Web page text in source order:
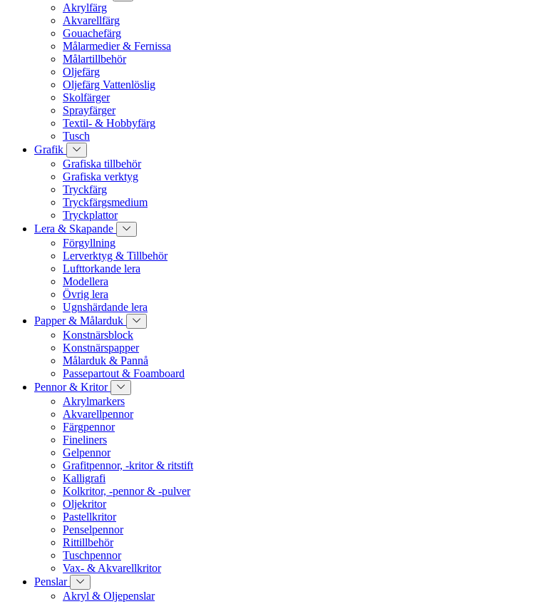
Akrylfärg
Akvarellfärg
Gouachefärg
Målarmedier & Fernissa
Målartillbehör
Oljefärg
Oljefärg Vattenlöslig
Skolfärger
Sprayfärger
Textil- & Hobbyfärg
Tusch
Grafik
Grafiska tillbehör
Grafiska verktyg
Tryckfärg
Tryckfärgsmedium
Tryckplattor
Lera & Skapande
Förgyllning
Lerverktyg & Tillbehör
Lufttorkande lera
Modellera
Övrig lera
Ugnshärdande lera
Papper & Målarduk
Konstnärsblock
Konstnärspapper
Målarduk & Pannå
Passepartout & Foamboard
Pennor & Kritor
Akrylmarkers
Akvarellpennor
Färgpennor
Fineliners
Gelpennor
Grafitpennor, -kritor & ritstift
Kalligrafi
Kolkritor, -pennor & -pulver
Oljekritor
Pastellkritor
Penselpennor
Rittillbehör
Tuschpennor
Vax- & Akvarellkritor
Penslar
Akryl & Oljepenslar